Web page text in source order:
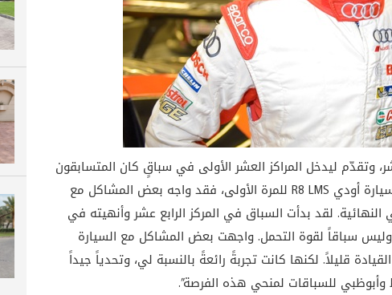
وتقدّم ليدخل المراكز العشر الأولى في سباقٍ كان المتسابقون
فيه متقاربين جداً يوم السبت. وكونه كان يقود سيارة أودي R8 LMS للمرة الأولى، فقد واجه بعض المشاكل مع
لقد بدأت السباق في المركز الرابع عشر وأنهيته في
وليس سباقاً لقوة التحمل. واجهت بعض المشاكل مع السيارة
قليلاً. لكنها كانت تجربةً رائعةً بالنسبة لي، وتحدياً جيداً
وأبوظبي للسباقات لمنحي هذه الفرصة”.